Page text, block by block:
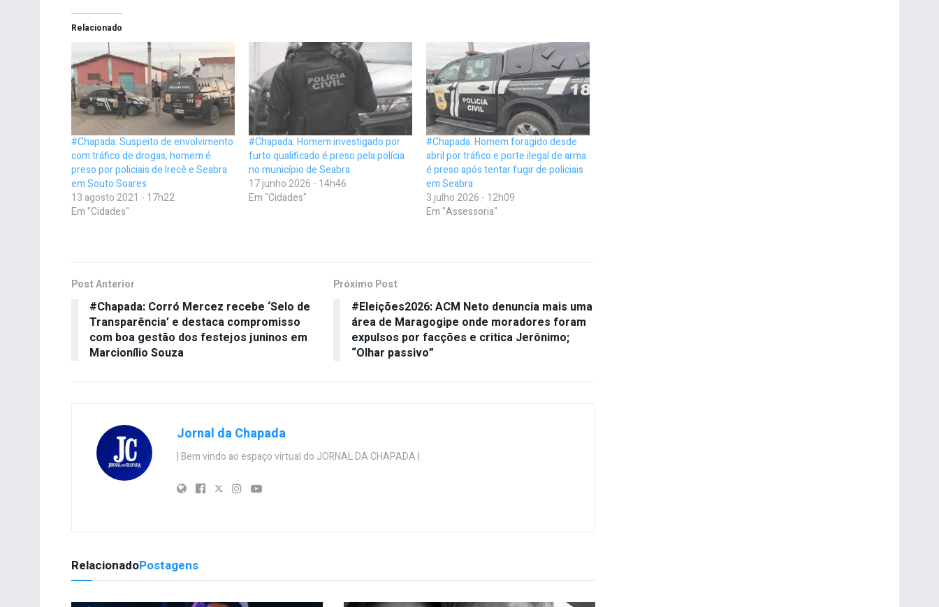
Relacionado
#Chapada: Suspeito de envolvimento
com tráfico de drogas, homem é
preso por policiais de Irecê e Seabra
em Souto Soares
13 agosto 2021 - 17h22
Em "Cidades"
#Chapada: Homem investigado por
furto qualificado é preso pela polícia
no município de Seabra
17 junho 2026 - 14h46
Em "Cidades"
#Chapada: Homem foragido desde
abril por tráfico e porte ilegal de arma
é preso após tentar fugir de policiais
em Seabra
3 julho 2026 - 12h09
Em "Assessoria"
Post Anterior
#Chapada: Corró Mercez recebe ‘Selo de
Transparência’ e destaca compromisso
com boa gestão dos festejos juninos em
Marcionílio Souza
Próximo Post
#Eleições2026: ACM Neto denuncia mais uma
área de Maragogipe onde moradores foram
expulsos por facções e critica Jerônimo;
“Olhar passivo”
Jornal da Chapada
| Bem vindo ao espaço virtual do JORNAL DA CHAPADA |
RelacionadoPostagens